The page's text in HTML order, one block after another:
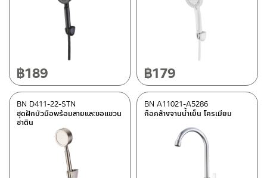
฿189 ฿179
ชุดฝักบัวมือพร้อมสายและขอแขวน
ซาติน
BN D411-22-STN
ก๊อกล้างจานน้ำเย็น โครเมียม
BN A11021-A5286